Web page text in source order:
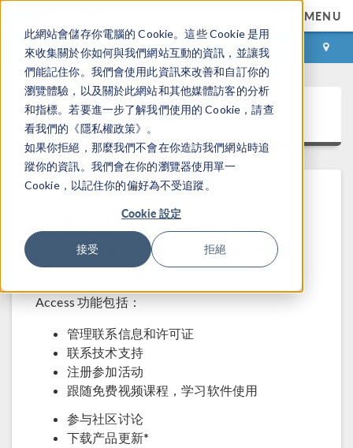
此網站會儲存你電腦的 Cookie。這些 Cookie 是用
來收集關於你如何與我們網站互動的資訊，並讓我
們能記住你。我們會使用此資訊來改善和自訂你的
瀏覽體驗，以及關於此網站和其他媒體訪客的分析
和指標。若要進一步了解我們使用的 Cookie，請查
看我們的《隱私權政策》。
如果你拒絕，那麼我們不會在你造訪我們網站時追
蹤你的資訊。我們會在你的瀏覽器使用單一
Cookie，以記住你的偏好為不受追蹤。
Cookie 設定
接受 拒絕
MENU
登录 咨询与购买
COMSOL Access
欢迎使用 COMSOL Access
Access 帐户是 COMSOL 为用户提供的附加服
务。
Access 功能包括：
管理联系信息和许可证
联系技术支持
注册参加活动
跟随免费视频课程，学习软件使用
参与社区讨论
下载产品更新*